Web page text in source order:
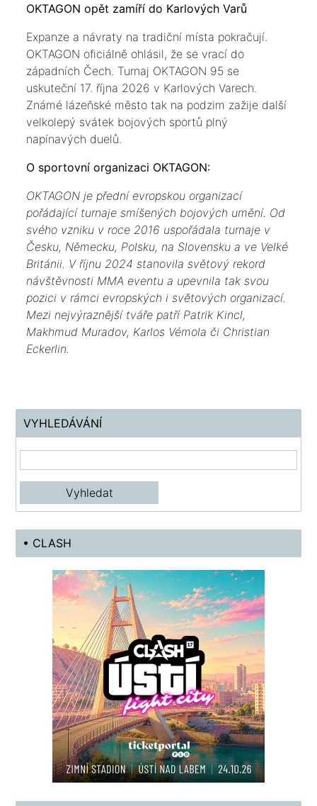
OKTAGON opět zamíří do Karlových Varů
Expanze a návraty na tradiční místa pokračují.
OKTAGON oficiálně ohlásil, že se vrací do
západních Čech. Turnaj OKTAGON 95 se
uskuteční 17. října 2026 v Karlových Varech.
Známé lázeňské město tak na podzim zažije další
velkolepý svátek bojových sportů plný
napínavých duelů.
O sportovní organizaci OKTAGON:
OKTAGON je přední evropskou organizací
pořádající turnaje smíšených bojových umění. Od
svého vzniku v roce 2016 uspořádala turnaje v
Česku, Německu, Polsku, na Slovensku a ve Velké
Británii. V říjnu 2024 stanovila světový rekord
návštěvnosti MMA eventu a upevnila tak svou
pozici v rámci evropských i světových organizací.
Mezi nejvýraznější tváře patří Patrik Kincl,
Makhmud Muradov, Karlos Vémola či Christian
Eckerlin.
VYHLEDÁVÁNÍ
• CLASH